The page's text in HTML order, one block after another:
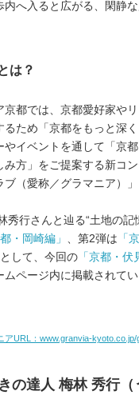
内へ入ると広がる、閑静
は？
京都では、京都愛好家や
るため「京都をもっと深
イベントを通して「京都
み方」をご提案する新コ
ブ（愛称／グラマニア）
秀行さんと辿る“土地の記
都・岡崎編」 、第2弾は 「
して、今回の 「京都・伏
ムページ内に掲載されて
アURL：www.granvia-kyoto.co.jp/
の達人 梅林 秀行（